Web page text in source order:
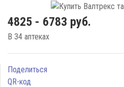
4825 - 6783 руб.
В 34 аптеках
Поделиться
QR-код